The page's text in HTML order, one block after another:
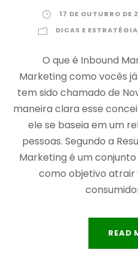
17 DE OUTUBRO DE
DICAS E
O que é Inbound
Marketing como vocês
tem sido chamado de
maneira clara esse
ele se baseia em um
pessoas. Segundo a
Marketing é um
como objetivo
READ